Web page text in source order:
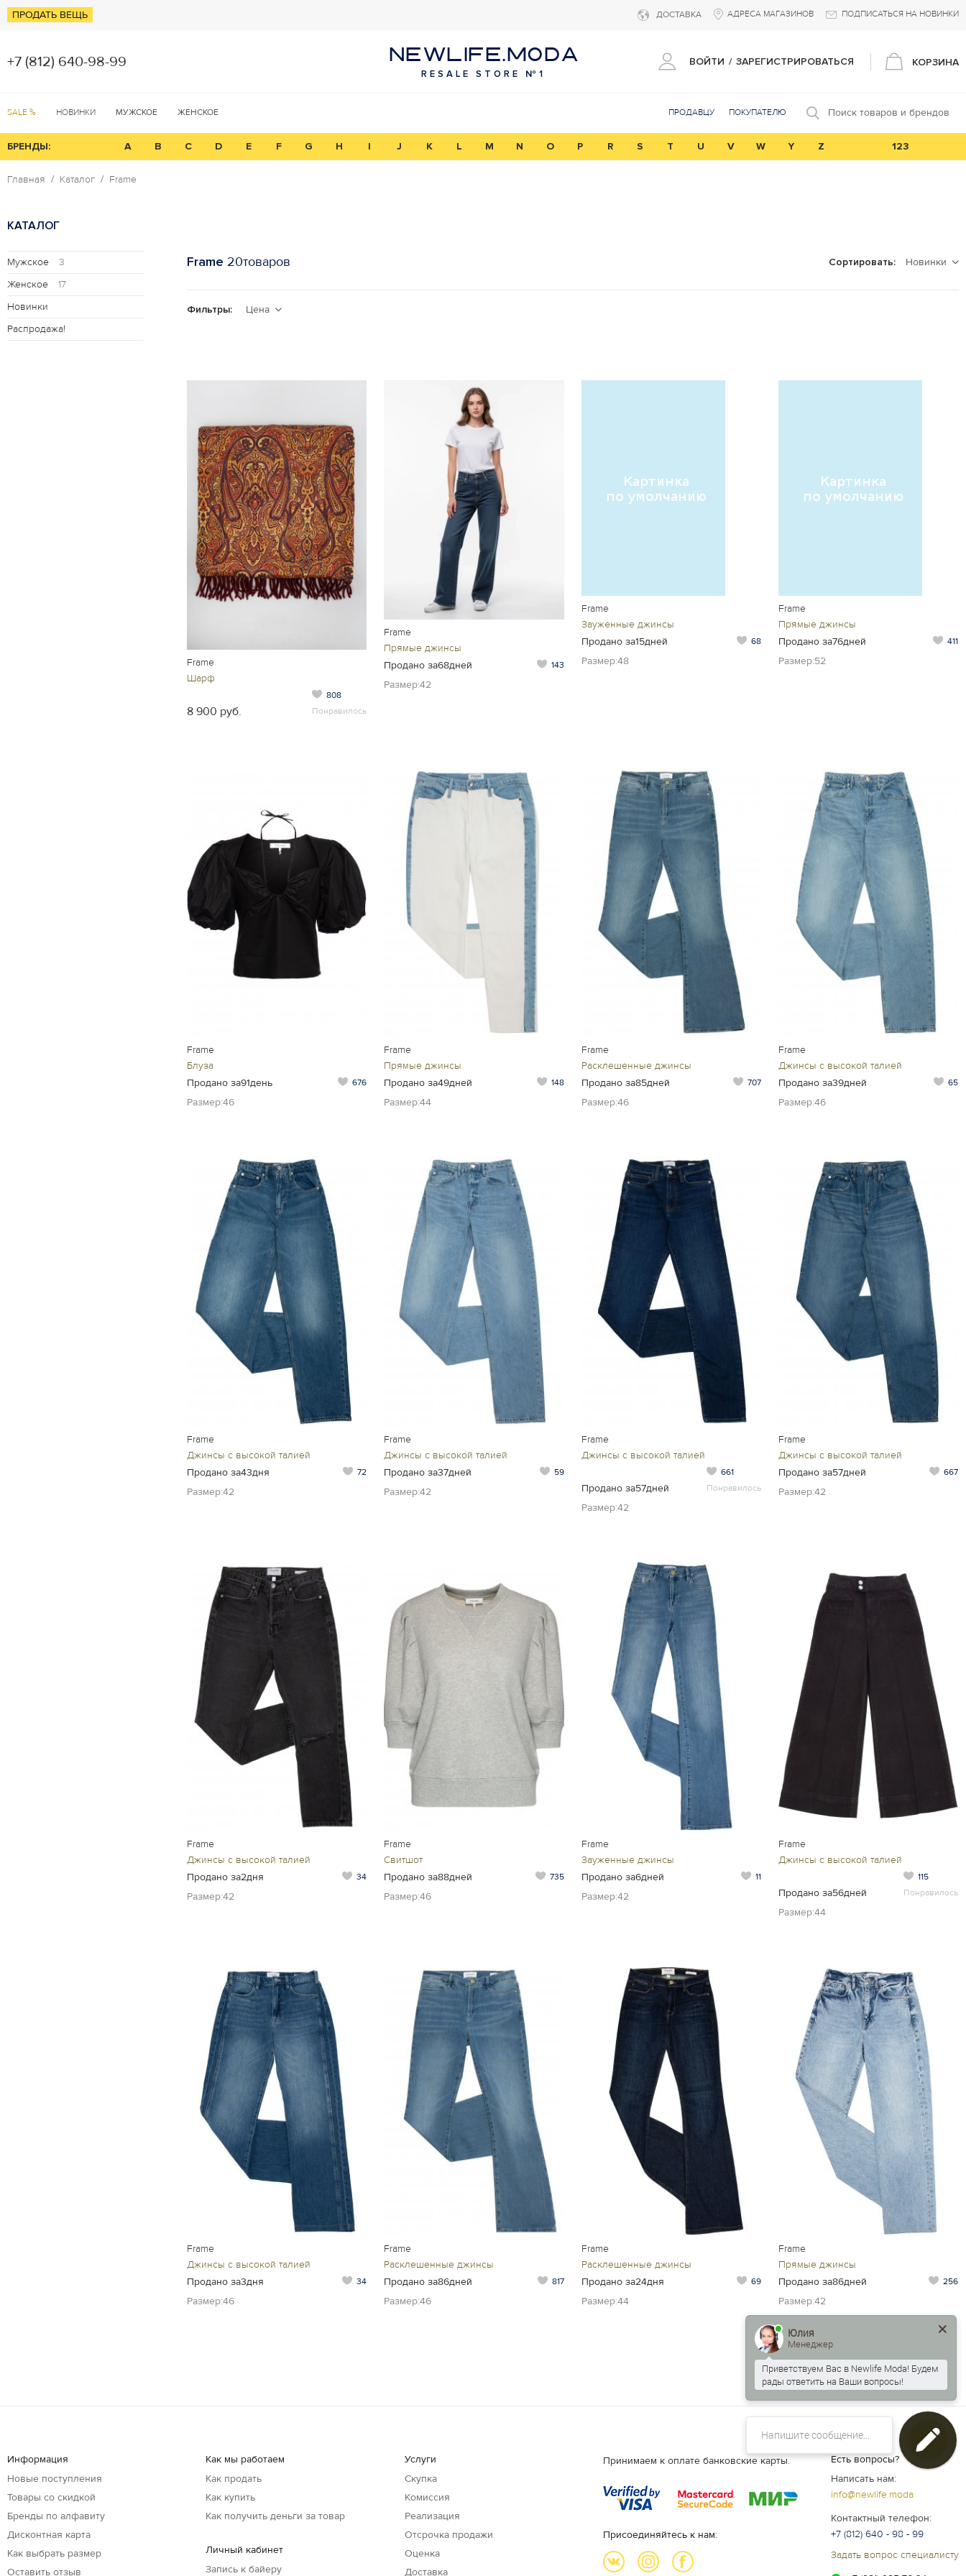
ПРОДАТЬ ВЕЩЬ ДОСТАВКА АДРЕСА МАГАЗИНОВ ПОДПИСАТЬСЯ НА НОВИНКИ
+7 (812) 640-98-99 NEWLIFE.MODA
RESALE STORE №1
ВОЙТИ / ЗАРЕГИСТРИРОВАТЬСЯ КОРЗИНА
SALE % НОВИНКИ МУЖСКОЕ ЖЕНСКОЕ ПРОДАВЦУ ПОКУПАТЕЛЮ Поиск товаров и брендов
БРЕНДЫ: A B C D E F G H I J K L M N O P R S T U V W Y Z 123
Главная Каталог Frame
КАТАЛОГ
Мужское
3
Женское
17
Новинки
Распродажа!
Frame 20товаров Сортировать: Новинки
Фильтры: Цена
Frame
Шарф
8 900 руб.
808
Понравилось
Frame
Прямые джинсы
Продано за68дней
143
Размер:42
Frame
Зауженные джинсы
Продано за15дней
68
Размер:48
Frame
Прямые джинсы
Продано за76дней
411
Размер:52
Frame
Блуза
Продано за91день
676
Размер:46
Frame
Прямые джинсы
Продано за49дней
148
Размер:44
Frame
Расклешенные джинсы
Продано за85дней
707
Размер:46
Frame
Джинсы с высокой талией
Продано за39дней
65
Размер:46
Frame
Джинсы с высокой талией
Продано за43дня
72
Размер:42
Frame
Джинсы с высокой талией
Продано за37дней
59
Размер:42
Frame
Джинсы с высокой талией
Продано за57дней
661
Понравилось
Размер:42
Frame
Джинсы с высокой талией
Продано за57дней
667
Размер:42
Frame
Джинсы с высокой талией
Продано за2дня
34
Размер:42
Frame
Свитшот
Продано за88дней
735
Размер:46
Frame
Зауженные джинсы
Продано за6дней
11
Размер:42
Frame
Джинсы с высокой талией
Продано за56дней
115
Понравилось
Размер:44
Frame
Джинсы с высокой талией
Продано за3дня
34
Размер:46
Frame
Расклешенные джинсы
Продано за86дней
817
Размер:46
Frame
Расклешенные джинсы
Продано за24дня
69
Размер:44
Frame
Прямые джинсы
Продано за86дней
256
Размер:42
Информация
Новые поступления
Товары со скидкой
Бренды по алфавиту
Дисконтная карта
Как выбрать размер
Оставить отзыв
Как мы работаем
Как продать
Как купить
Как получить деньги за товар
Личный кабинет
Запись к байеру
Услуги
Скупка
Комиссия
Реализация
Отсрочка продажи
Оценка
Доставка
Принимаем к оплате банковские карты.
Присоединяйтесь к нам:
Есть вопросы?
Написать нам:
info@newlife.moda
Контактный телефон:
+7 (812) 640 - 98 - 99
Задать вопрос специалисту
Юлия
Менеджер
Приветствуем Вас в Newlife Moda! Будем
рады ответить на Ваши вопросы!